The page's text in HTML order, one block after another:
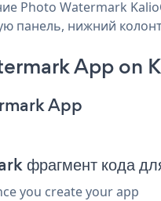
Photo Watermark
панель, нижний
App on
App
фрагмент кода
you create your app